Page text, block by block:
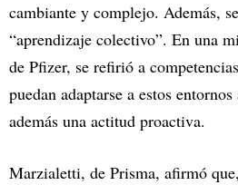
cambiante y complejo. Además,
“aprendizaje colectivo”. En una
de Pfizer, se refirió a
puedan adaptarse a estos
además una actitud proactiva.
Marzialetti, de Prisma, afirmó